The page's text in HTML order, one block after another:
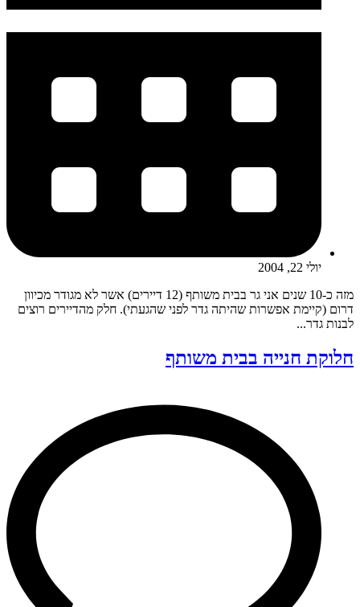
יולי 22, 2004
מזה כ-10 שנים אני גר בבית משותף (12 דיירים) אשר לא מגודר מכיוון
דרום (קיימת אפשרות שהיתה גדר לפני שהגעתי). חלק מהדיירים רוצים
לבנות גדר...
חלוקת חנייה בבית משותף